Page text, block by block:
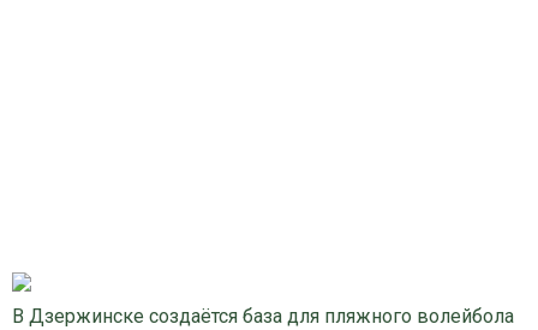
В Дзержинске создаётся база для пляжного волейбола